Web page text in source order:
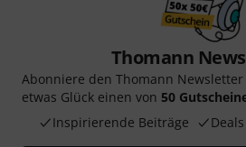
Thomann
Abonniere den Thomann
etwas Glück einen von 50
Inspirierende Beiträge
Deals